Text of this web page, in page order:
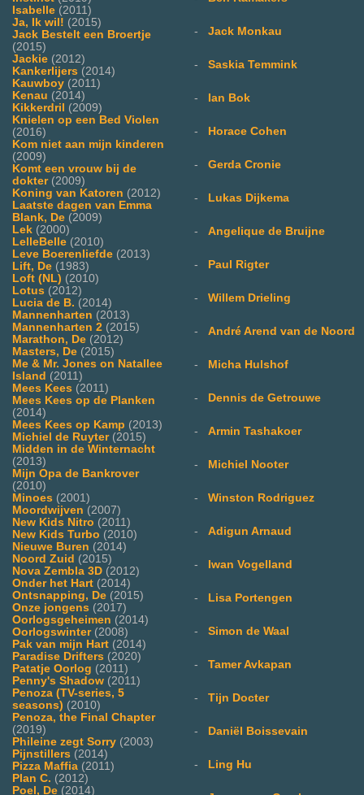
Isabelle (2011)
Ja, Ik wil! (2015)
Jack Bestelt een Broertje
(2015)
Jackie (2012)
Kankerlijers (2014)
Kauwboy (2011)
Kenau (2014)
Kikkerdril
(2009)
Knielen op een Bed Violen
(2016)
Kom niet aan mijn kinderen
(2009)
Komt een vrouw bij de
dokter(2009)
Koning van Katoren (2012)
Laatste dagen van Emma
Blank, De (2009)
Lek (2000)
LelleBelle (2010)
Leve Boerenliefde (2013)
Lift, De (1983)
Loft (NL) (2010)
Lotus (2012)
Lucia de B. (2014)
Mannenharten (2013)
Mannenharten 2 (2015)
Marathon, De (2012)
Masters, De (2015)
Me & Mr. Jones on Natallee
Island (2011)
Mees Kees (2011)
Mees Kees op de Planken
(2014)
Mees Kees op Kamp (2013)
Michiel de Ruyter(2015)
Midden in de Winternacht
(2013)
Mijn Opa de Bankrover
(2010)
Minoes (2001)
Moordwijven (2007)
New Kids Nitro (2011)
New Kids Turbo (2010)
Nieuwe Buren (2014)
Noord Zuid (2015)
Nova Zembla 3D (2012)
Onder het Hart (2014)
Ontsnapping, De (2015)
Onze jongens (2017)
Oorlogsgeheimen (2014)
Oorlogswinter(2008)
Pak van mijn Hart (2014)
Paradise Drifters (2020)
Patatje Oorlog (2011)
Penny's Shadow (2011)
Penoza (TV-series, 5
seasons) (2010)
Penoza, the Final Chapter
(2019)
Phileine zegt Sorry (2003)
Pijnstillers (2014)
Pizza Maffia (2011)
Plan C. (2012)
Poel, De (2014)
- Jack Monkau
- Saskia Temmink
- Ian Bok
- Horace Cohen
- Gerda Cronie
- Lukas Dijkema
- Angelique de Bruijne
- Paul Rigter
- Willem Drieling
- André Arend van de Noord
- Micha Hulshof
- Dennis de Getrouwe
- Armin Tashakoer
- Michiel Nooter
- Winston Rodriguez
- Adigun Arnaud
- Iwan Vogelland
- Lisa Portengen
- Simon de Waal
- Tamer Avkapan
- Tijn Docter
- Daniël Boissevain
- Ling Hu